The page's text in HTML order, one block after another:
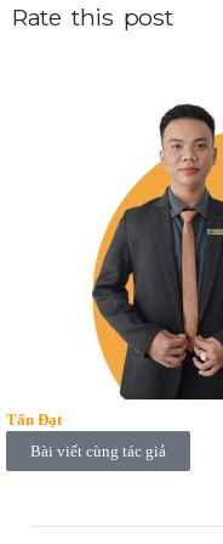
Rate this post
Tấn Đạt
Bài viết cùng tác giả